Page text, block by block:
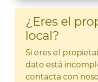
¿Eres el
local?
Si eres el
dato está
contacta con